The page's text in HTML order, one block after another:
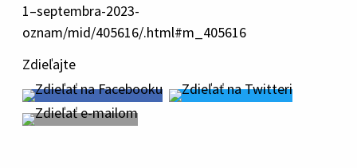
1–septembra-2023-
oznam/mid/405616/.html#m_405616
Zdieľajte